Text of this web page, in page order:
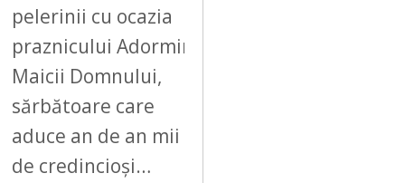
pelerinii cu ocazia
praznicului Adormirii
Maicii Domnului,
sărbătoare care
aduce an de an mii
de credincioși…